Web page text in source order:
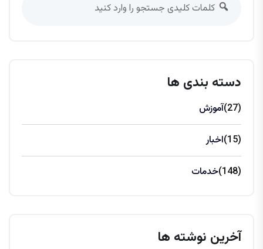
دسته بندی ها
آموزش (27)
اخبار (15)
خدمات (148)
آخرین نوشته ها